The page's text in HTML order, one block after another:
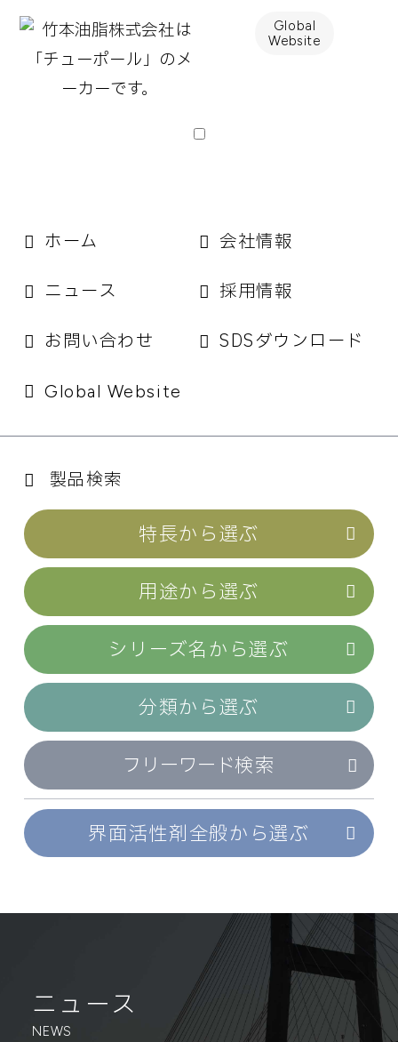
Global
Website
ホーム
会社情報
ニュース
採用情報
お問い合わせ
SDSダウンロード
Global Website
製品検索
特長から選ぶ
用途から選ぶ
シリーズ名から選ぶ
分類から選ぶ
フリーワード検索
界面活性剤全般から選ぶ
ニュース
NEWS